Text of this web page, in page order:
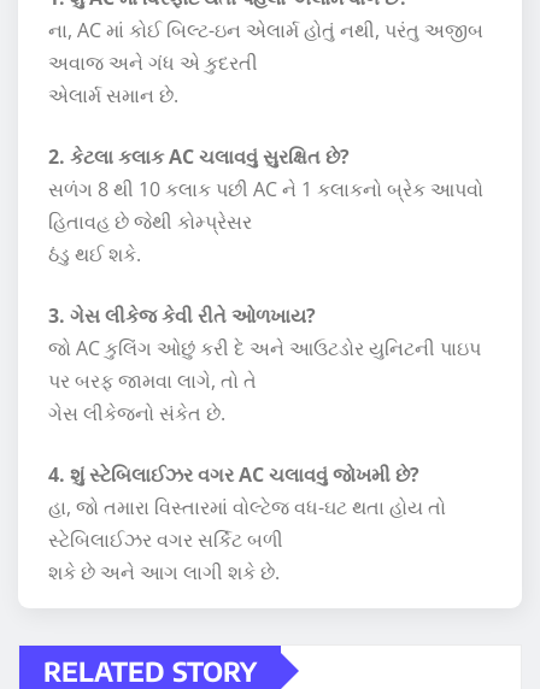
ના, AC માં કોઈ બિલ્ટ-ઇન એલાર્મ હોતું નથી, પરંતુ અજીબ
અવાજ અને ગંધ એ કુદરતી
એલાર્મ સમાન છે.
2. કેટલા કલાક AC ચલાવવું સુરક્ષિત છે?
સળંગ 8 થી 10 કલાક પછી AC ને 1 કલાકનો બ્રેક આપવો
હિતાવહ છે જેથી કોમ્પ્રેસર
ઠંડુ થઈ શકે.
3. ગેસ લીકેજ કેવી રીતે ઓળખાય?
જો AC કુલિંગ ઓછું કરી દે અને આઉટડોર યુનિટની પાઇપ
પર બરફ જામવા લાગે, તો તે
ગેસ લીકેજનો સંકેત છે.
4. શું સ્ટેબિલાઈઝર વગર AC ચલાવવું જોખમી છે?
હા, જો તમારા વિસ્તારમાં વોલ્ટેજ વધ-ઘટ થતા હોય તો
સ્ટેબિલાઈઝર વગર સર્કિટ બળી
શકે છે અને આગ લાગી શકે છે.
RELATED STORY